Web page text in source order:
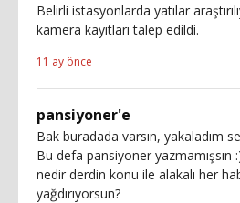
Belirli istasyonlarda yatılar
kamera kayıtları talep edildi.
11 ay önce
pansiyoner'e
Bak buradada varsın, yakaladım
Bu defa pansiyoner yazmamışsın
nedir derdin konu ile alakalı her
yağdırıyorsun?